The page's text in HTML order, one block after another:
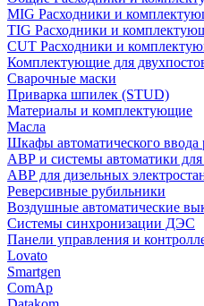
MIG Расходники и
TIG Расходники и
CUT Расходники и
Комплектующие для
Сварочные маски
Приварка шпилек (STUD)
Материалы и комплектующие
Масла
Шкафы автоматического ввода
АВР и системы автоматики
АВР для дизельных
Реверсивные рубильники
Воздушные автоматические
Системы синхронизации ДЭС
Панели управления и
Lovato
Smartgen
ComAp